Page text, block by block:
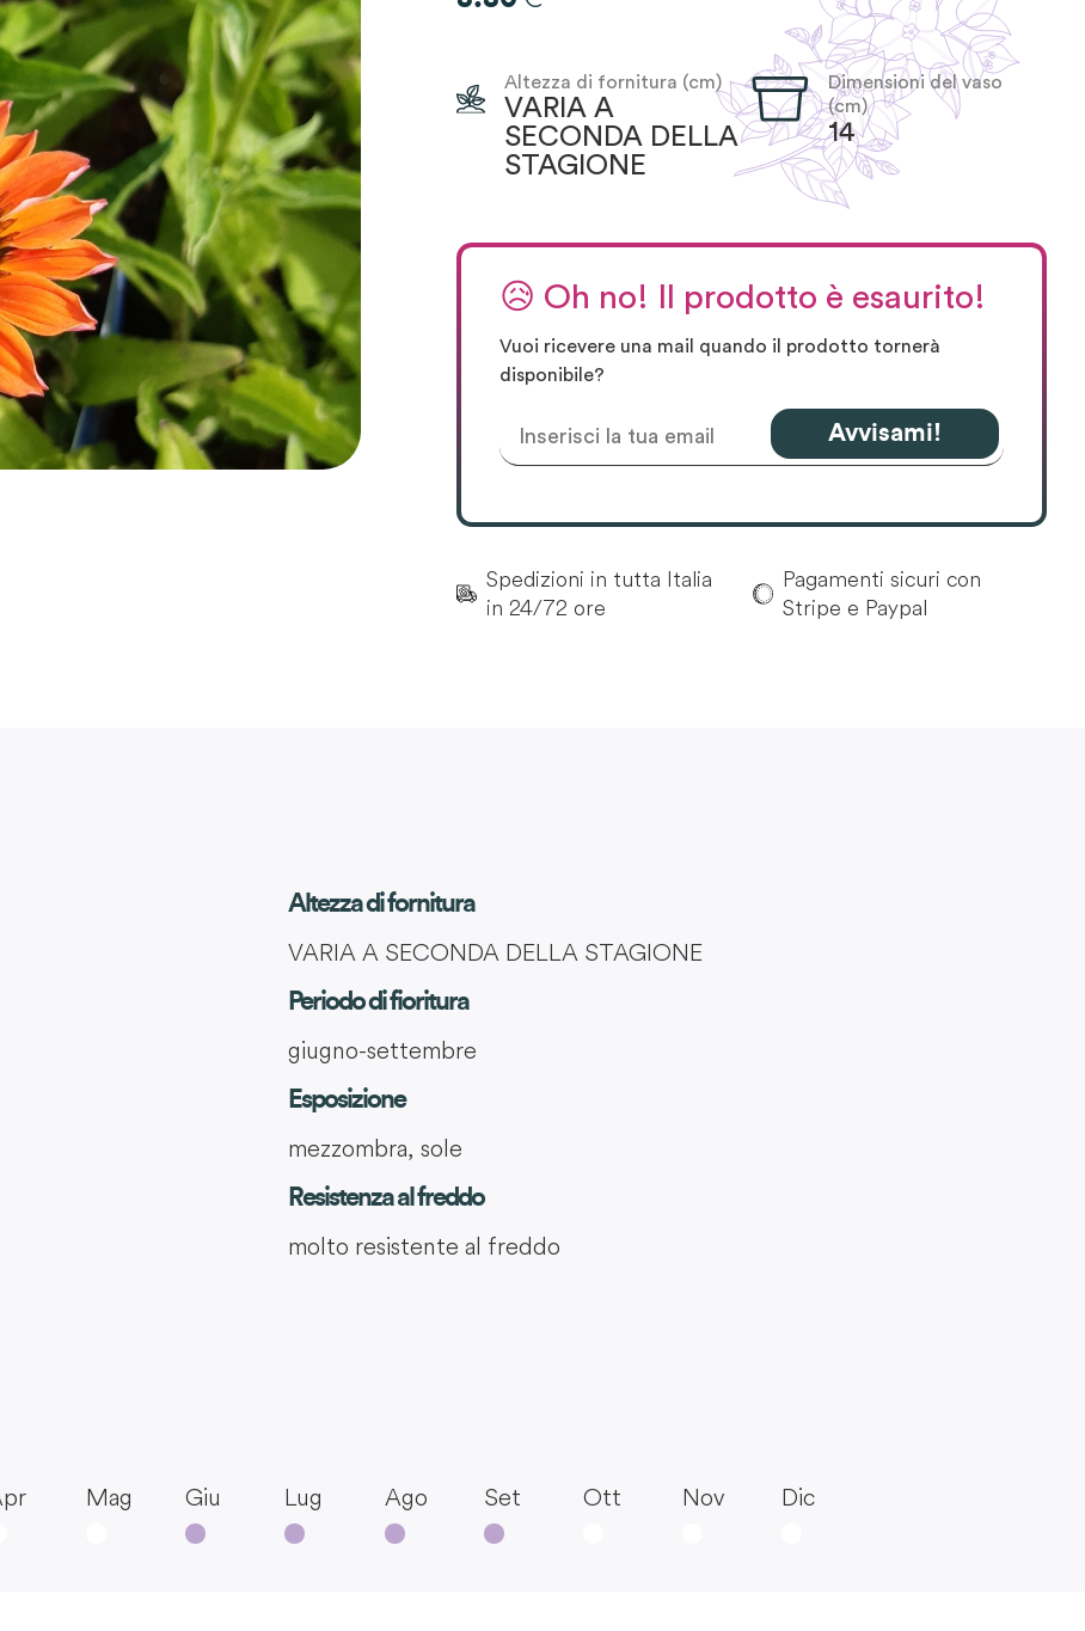
Altezza di fornitura (cm)
VARIA A
SECONDA DELLA
STAGIONE
Dimensioni del vaso
(cm)
14
😥 Oh no! Il prodotto è esaurito!
Vuoi ricevere una mail quando il prodotto tornerà
disponibile?
Avvisami!
Spedizioni in tutta Italia
in 24/72 ore
Pagamenti sicuri con
Stripe e Paypal
Altezza di fornitura
VARIA A SECONDA DELLA STAGIONE
Periodo di fioritura
giugno-settembre
Esposizione
mezzombra, sole
Resistenza al freddo
molto resistente al freddo
Mag Giu Lug Ago Set Ott Nov Dic